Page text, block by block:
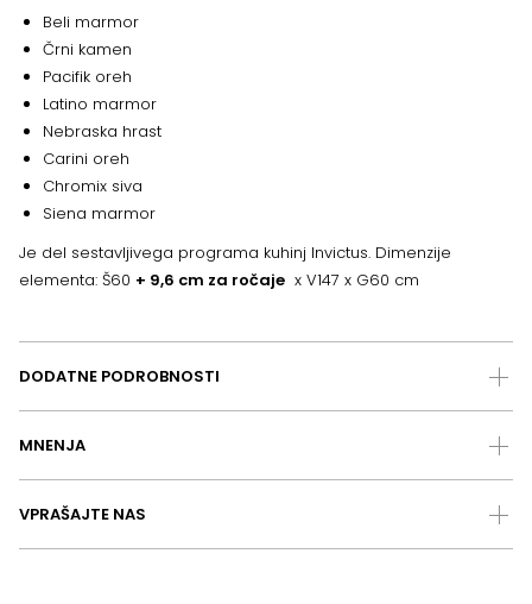
Beli marmor
Črni kamen
Pacifik oreh
Latino marmor
Nebraska hrast
Carini oreh
Chromix siva
Siena marmor
Je del sestavljivega programa kuhinj Invictus. Dimenzije
elementa: Š60 + 9,6 cm za ročaje x V147 x G60 cm
DODATNE PODROBNOSTI
MNENJA
VPRAŠAJTE NAS